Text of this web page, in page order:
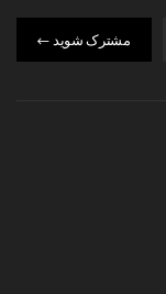
مشترک شوید